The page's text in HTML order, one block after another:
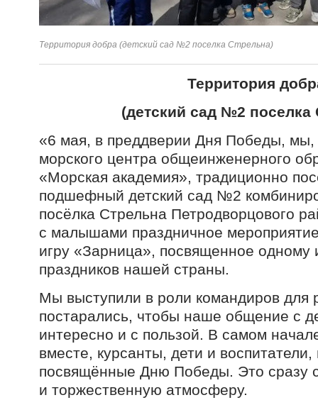
Территория добра (детский сад №2 поселка Стрельна)
Территория
(детский сад №2 поселка
«6 мая, в преддверии Дня Победы, мы,
морского центра общеинженерного
«Морская академия», традиционно
подшефный детский сад №2
посёлка Стрельна Петродворцового
с малышами праздничное
игру «Зарница», посвященное одному
праздников нашей страны.
Мы выступили в роли командиров для
постарались, чтобы наше общение с
интересно и с пользой. В самом
вместе, курсанты, дети и
посвящённые Дню Победы. Это сразу
и торжественную атмосферу.